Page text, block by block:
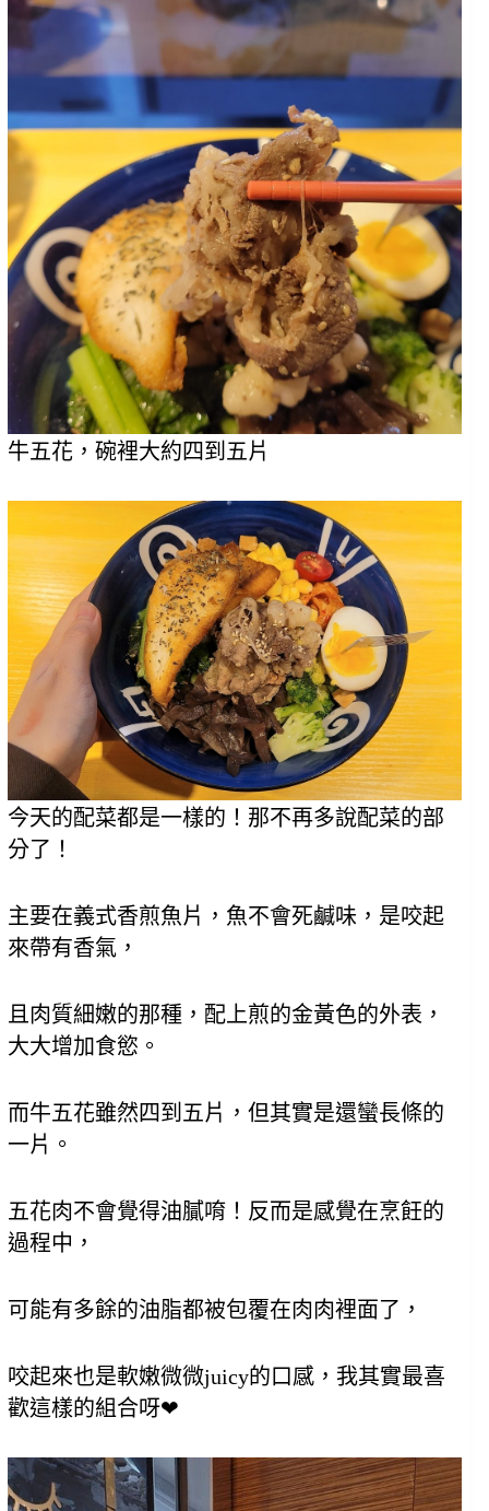
牛五花，碗裡大約四到五片
今天的配菜都是一樣的！那不再多說配菜的部
分了！
主要在義式香煎魚片，魚不會死鹹味，是咬起
來帶有香氣，
且肉質細嫩的那種，配上煎的金黃色的外表，
大大增加食慾。
而牛五花雖然四到五片，但其實是還蠻長條的
一片。
五花肉不會覺得油膩唷！反而是感覺在烹飪的
過程中，
可能有多餘的油脂都被包覆在肉肉裡面了，
咬起來也是軟嫩微微juicy的口感，我其實最喜
歡這樣的組合呀❤